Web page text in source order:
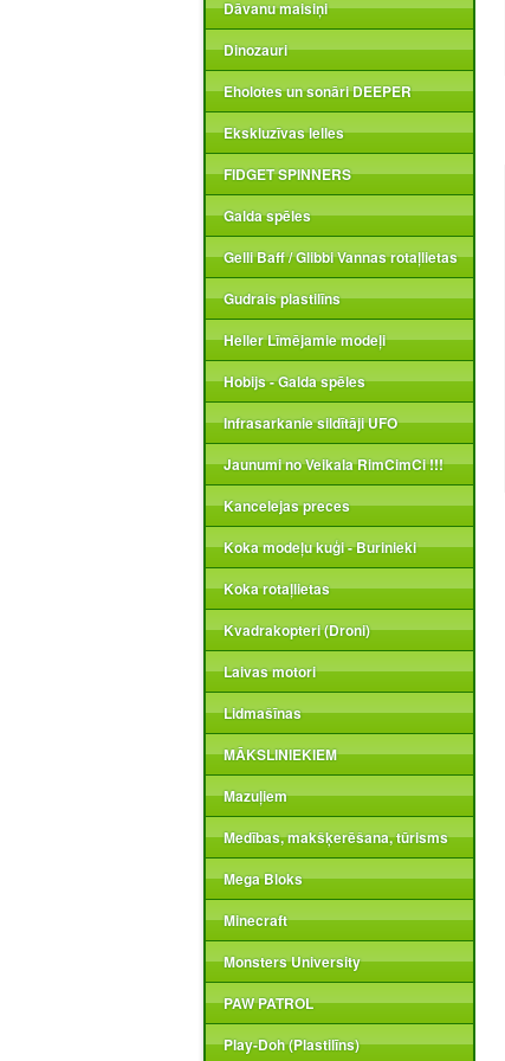
Dāvanu maisiņi
Dinozauri
Eholotes un sonāri DEEPER
Ekskluzīvas lelles
FIDGET SPINNERS
Galda spēles
Gelli Baff / Glibbi Vannas rotaļlietas
Gudrais plastilīns
Heller Līmējamie modeļi
Hobijs - Galda spēles
Infrasarkanie sildītāji UFO
Jaunumi no Veikala RimCimCi !!!
Kancelejas preces
Koka modeļu kuģi - Burinieki
Koka rotaļlietas
Kvadrakopteri (Droni)
Laivas motori
Lidmašīnas
MĀKSLINIEKIEM
Mazuļiem
Medības, makšķerēšana, tūrisms
Mega Bloks
Minecraft
Monsters University
PAW PATROL
Play-Doh (Plastilīns)